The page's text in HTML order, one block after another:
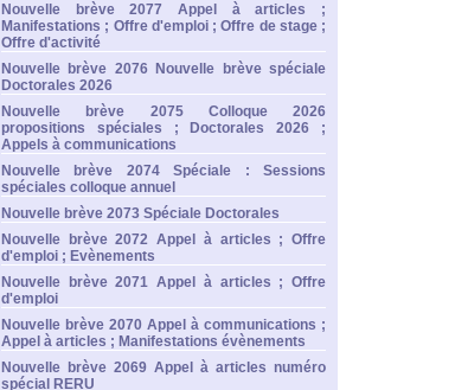
Nouvelle brève 2077 Appel à articles ;
Manifestations ; Offre d'emploi ; Offre de stage ;
Offre d'activité
Nouvelle brève 2076 Nouvelle brève spéciale
Doctorales 2026
Nouvelle brève 2075 Colloque 2026
propositions spéciales ; Doctorales 2026 ;
Appels à communications
Nouvelle brève 2074 Spéciale : Sessions
spéciales colloque annuel
Nouvelle brève 2073 Spéciale Doctorales
Nouvelle brève 2072 Appel à articles ; Offre
d'emploi ; Evènements
Nouvelle brève 2071 Appel à articles ; Offre
d'emploi
Nouvelle brève 2070 Appel à communications ;
Appel à articles ; Manifestations évènements
Nouvelle brève 2069 Appel à articles numéro
spécial RERU